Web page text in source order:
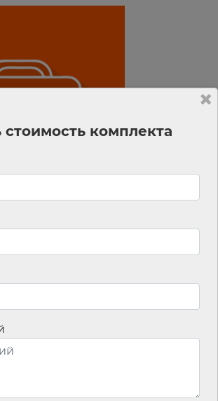
стоимость комплекта